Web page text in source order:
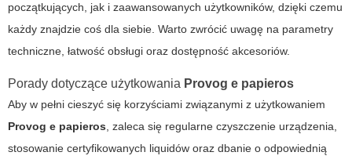
początkujących, jak i zaawansowanych użytkowników, dzięki czemu
każdy znajdzie coś dla siebie. Warto zwrócić uwagę na parametry
techniczne, łatwość obsługi oraz dostępność akcesoriów.
Porady dotyczące użytkowania Provog e papieros
Aby w pełni cieszyć się korzyściami związanymi z użytkowaniem
Provog e papieros , zaleca się regularne czyszczenie urządzenia,
stosowanie certyfikowanych liquidów oraz dbanie o odpowiednią